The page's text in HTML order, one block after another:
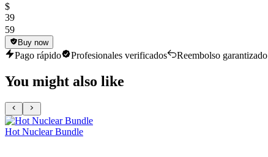
$
39
59
Buy now
Pago rápido Profesionales verificados Reembolso garantizado
You might also like
Hot Nuclear Bundle